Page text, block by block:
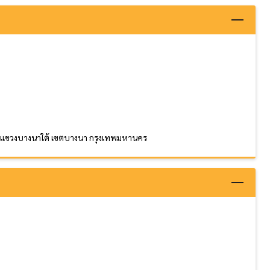
วงบางนาใต้ เขตบางนา กรุงเทพมหานคร